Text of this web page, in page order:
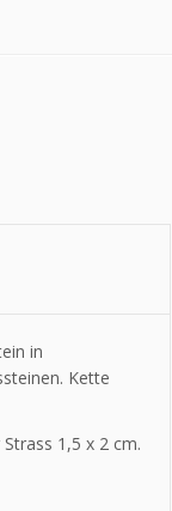
in
Kette
1,5 x 2 cm.